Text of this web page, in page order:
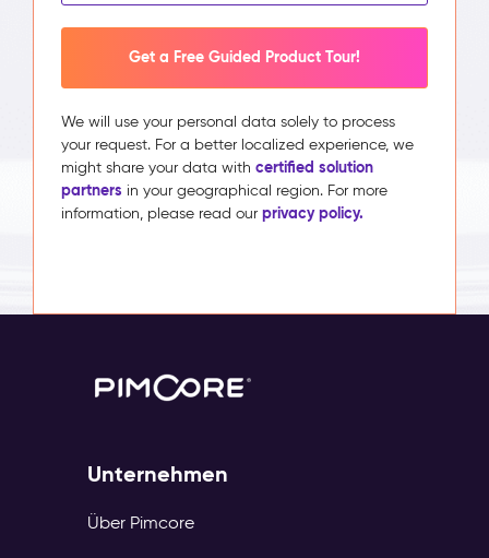
Get a Free Guided Product Tour!
We will use your personal data solely to process
your request. For a better localized experience, we
might share your data with certified solution
partners in your geographical region. For more
information, please read our privacy policy.
Unternehmen
Über Pimcore